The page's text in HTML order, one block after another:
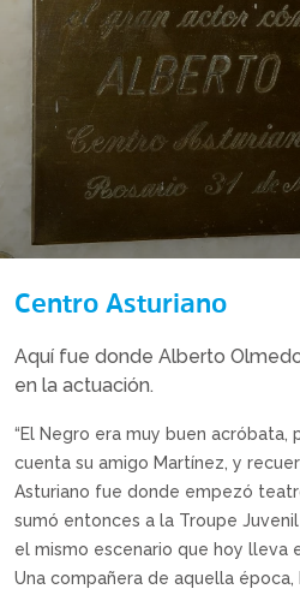
Centro Asturiano
Aquí fue donde Alberto
en la actuación.
“El Negro era muy buen acróbata,
cuenta su amigo Martínez, y
Asturiano fue donde empezó
sumó entonces a la Troupe
el mismo escenario que hoy lleva
Una compañera de aquella época,